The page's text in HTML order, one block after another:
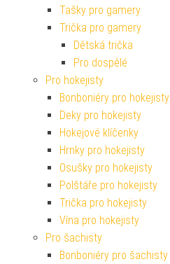
Tašky pro gamery
Trička pro gamery
Dětská trička
Pro dospělé
Pro hokejisty
Bonboniéry pro hokejisty
Deky pro hokejisty
Hokejové klíčenky
Hrnky pro hokejisty
Osušky pro hokejisty
Polštáře pro hokejisty
Trička pro hokejisty
Vína pro hokejisty
Pro šachisty
Bonboniéry pro šachisty